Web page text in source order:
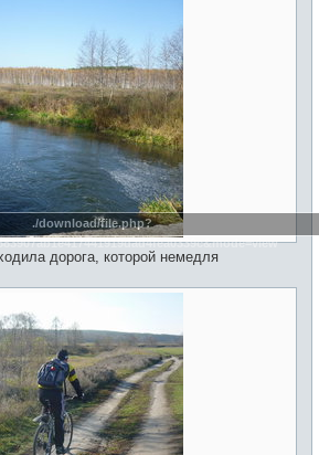
./download/file.php?
дорога, которой немедля